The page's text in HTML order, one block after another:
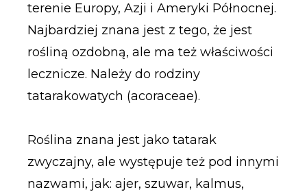
terenie Europy, Azji i Ameryki Północnej.
Najbardziej znana jest z tego, że jest
rośliną ozdobną, ale ma też właściwości
lecznicze. Należy do rodziny
tatarakowatych (acoraceae).
Roślina znana jest jako tatarak
zwyczajny, ale występuje też pod innymi
nazwami, jak: ajer, szuwar, kalmus,